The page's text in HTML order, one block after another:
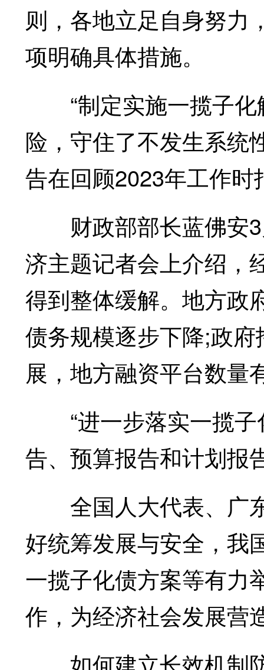
则，各地立足自身努力
项明确具体措施。
“制定实施一揽子化
险，守住了不发生系统
告在回顾2023年工作时
财政部部长蓝佛安3
济主题记者会上介绍，
得到整体缓解。地方政
债务规模逐步下降;政
展，地方融资平台数量
“进一步落实一揽子
告、预算报告和计划报
全国人大代表、广
好统筹发展与安全，我
一揽子化债方案等有力
作，为经济社会发展营
如何建立长效机制